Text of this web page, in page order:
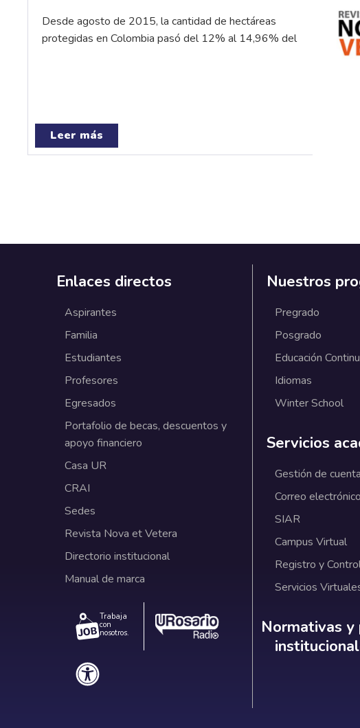
Desde agosto de 2015, la cantidad de hectáreas
protegidas en Colombia pasó del 12% al 14,96% del
Leer más
Enlaces directos
Aspirantes
Familia
Estudiantes
Profesores
Egresados
Portafolio de becas, descuentos y
apoyo financiero
Casa UR
CRAI
Sedes
Revista Nova et Vetera
Directorio institucional
Manual de marca
Trabaja
con
nosotros.
Nuestros
Pregrado
Posgrado
Educación
Idiomas
Winter School
Servicios
Gestión de
Correo electrónico
SIAR
Campus Virtual
Registro y
Servicios
Normativas